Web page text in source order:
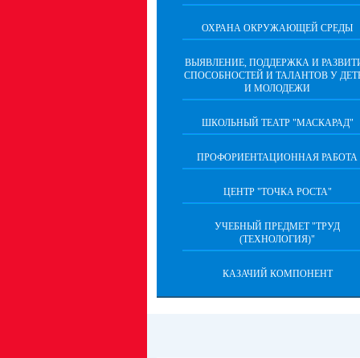
ОХРАНА ОКРУЖАЮЩЕЙ СРЕДЫ
ВЫЯВЛЕНИЕ, ПОДДЕРЖКА И
СПОСОБНОСТЕЙ И ТАЛАНТОВ У
И МОЛОДЕЖИ
ШКОЛЬНЫЙ ТЕАТР "МАСКАРАД"
ПРОФОРИЕНТАЦИОННАЯ РАБОТА
ЦЕНТР "ТОЧКА РОСТА"
УЧЕБНЫЙ ПРЕДМЕТ "ТРУД
(ТЕХНОЛОГИЯ)"
КАЗАЧИЙ КОМПОНЕНТ